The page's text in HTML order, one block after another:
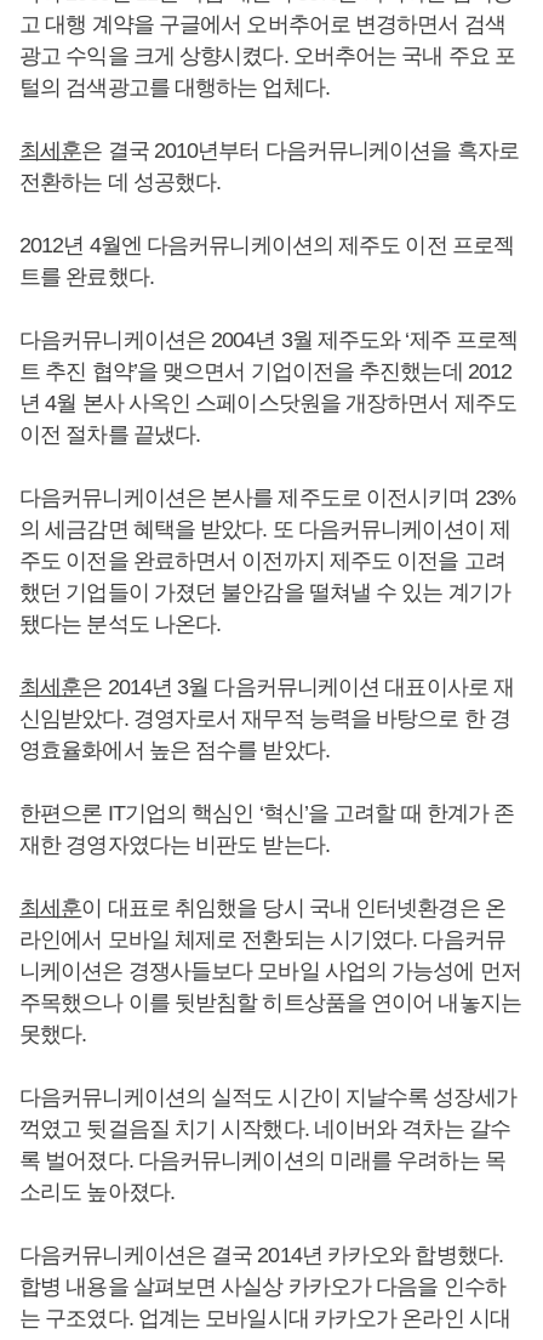
고 대행 계약을 구글에서 오버추어로 변경하면서 검색
광고 수익을 크게 상향시켰다. 오버추어는 국내 주요 포
털의 검색광고를 대행하는 업체다.
최세훈은 결국 2010년부터 다음커뮤니케이션을 흑자로
전환하는 데 성공했다.
2012년 4월엔 다음커뮤니케이션의 제주도 이전 프로젝
트를 완료했다.
다음커뮤니케이션은 2004년 3월 제주도와 ‘제주 프로젝
트 추진 협약’을 맺으면서 기업이전을 추진했는데 2012
년 4월 본사 사옥인 스페이스닷원을 개장하면서 제주도
이전 절차를 끝냈다.
다음커뮤니케이션은 본사를 제주도로 이전시키며 23%
의 세금감면 혜택을 받았다. 또 다음커뮤니케이션이 제
주도 이전을 완료하면서 이전까지 제주도 이전을 고려
했던 기업들이 가졌던 불안감을 떨쳐낼 수 있는 계기가
됐다는 분석도 나온다.
최세훈은 2014년 3월 다음커뮤니케이션 대표이사로 재
신임받았다. 경영자로서 재무적 능력을 바탕으로 한 경
영효율화에서 높은 점수를 받았다.
한편으론 IT기업의 핵심인 ‘혁신’을 고려할 때 한계가 존
재한 경영자였다는 비판도 받는다.
최세훈이 대표로 취임했을 당시 국내 인터넷환경은 온
라인에서 모바일 체제로 전환되는 시기였다. 다음커뮤
니케이션은 경쟁사들보다 모바일 사업의 가능성에 먼저
주목했으나 이를 뒷받침할 히트상품을 연이어 내놓지는
못했다.
다음커뮤니케이션의 실적도 시간이 지날수록 성장세가
꺽였고 뒷걸음질 치기 시작했다. 네이버와 격차는 갈수
록 벌어졌다. 다음커뮤니케이션의 미래를 우려하는 목
소리도 높아졌다.
다음커뮤니케이션은 결국 2014년 카카오와 합병했다.
합병 내용을 살펴보면 사실상 카카오가 다음을 인수하
는 구조였다. 업계는 모바일시대 카카오가 온라인 시대